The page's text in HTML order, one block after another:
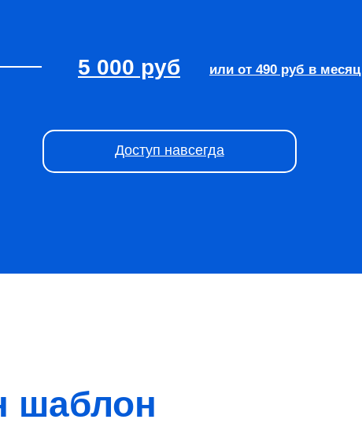
Доступ навсегда
или от 490 руб в
5 000 руб
шаблон